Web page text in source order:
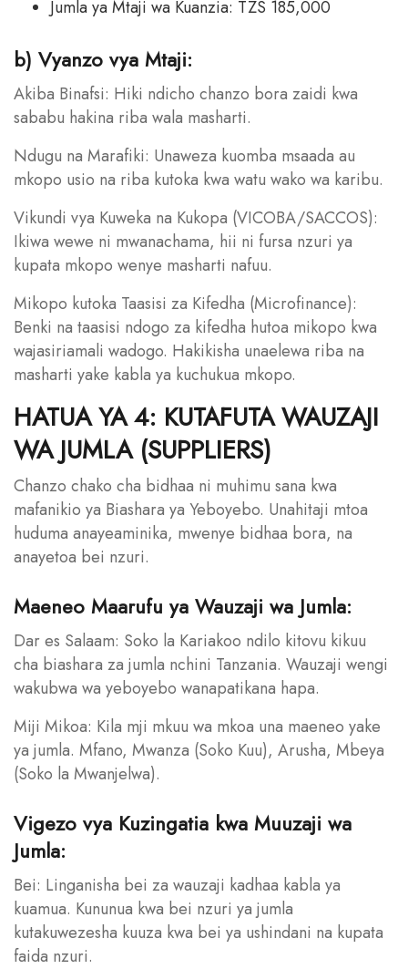
Jumla ya Mtaji wa Kuanzia: TZS 185,000
b) Vyanzo vya Mtaji:
Akiba Binafsi: Hiki ndicho chanzo bora zaidi kwa
sababu hakina riba wala masharti.
Ndugu na Marafiki: Unaweza kuomba msaada au
mkopo usio na riba kutoka kwa watu wako wa karibu.
Vikundi vya Kuweka na Kukopa (VICOBA/SACCOS):
Ikiwa wewe ni mwanachama, hii ni fursa nzuri ya
kupata mkopo wenye masharti nafuu.
Mikopo kutoka Taasisi za Kifedha (Microfinance):
Benki na taasisi ndogo za kifedha hutoa mikopo kwa
wajasiriamali wadogo. Hakikisha unaelewa riba na
masharti yake kabla ya kuchukua mkopo.
HATUA YA 4: KUTAFUTA WAUZAJI
WA JUMLA (SUPPLIERS)
Chanzo chako cha bidhaa ni muhimu sana kwa
mafanikio ya Biashara ya Yeboyebo. Unahitaji mtoa
huduma anayeaminika, mwenye bidhaa bora, na
anayetoa bei nzuri.
Maeneo Maarufu ya Wauzaji wa Jumla:
Dar es Salaam: Soko la Kariakoo ndilo kitovu kikuu
cha biashara za jumla nchini Tanzania. Wauzaji wengi
wakubwa wa yeboyebo wanapatikana hapa.
Miji Mikoa: Kila mji mkuu wa mkoa una maeneo yake
ya jumla. Mfano, Mwanza (Soko Kuu), Arusha, Mbeya
(Soko la Mwanjelwa).
Vigezo vya Kuzingatia kwa Muuzaji wa
Jumla:
Bei: Linganisha bei za wauzaji kadhaa kabla ya
kuamua. Kununua kwa bei nzuri ya jumla
kutakuwezesha kuuza kwa bei ya ushindani na kupata
faida nzuri.